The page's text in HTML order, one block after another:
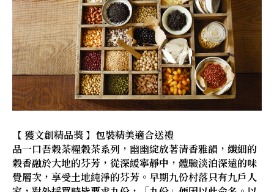
【 獲文創精品獎 】包裝精美適合送禮
品一口吾穀茶糧穀茶系列，幽幽綻放著清香雅韻，纖細的
穀香融於大地的芬芳，從深緩寧靜中，體驗淡泊深遠的味
覺層次，享受土地純淨的芬芳。早期九份村落只有九戶人